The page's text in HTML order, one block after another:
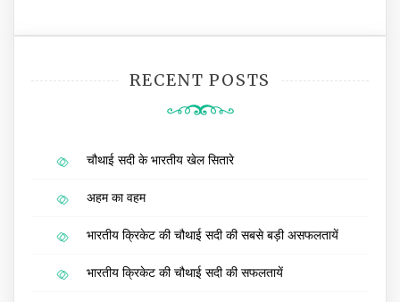
RECENT POSTS
चौथाई सदी के भारतीय खेल सितारे
अहम का वहम
भारतीय क्रिकेट की चौथाई सदी की सबसे बड़ी असफलतायें
भारतीय क्रिकेट की चौथाई सदी की सफलतायें